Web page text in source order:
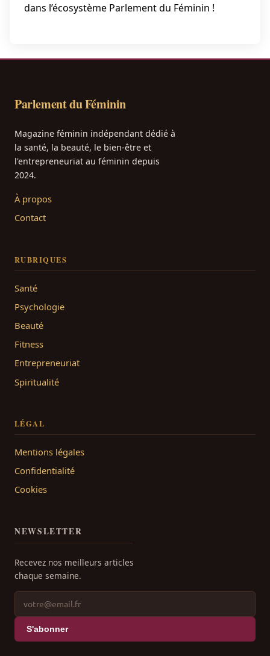
dans l’écosystème Parlement du Féminin !
Parlement du Féminin
Magazine féminin indépendant dédié à
la santé, la beauté, le bien-être et
l'entrepreneuriat au féminin depuis
2024.
À propos
Contact
RUBRIQUES
Santé
Psychologie
Beauté
Fitness
Entrepreneuriat
Spiritualité
LÉGAL
Mentions légales
Confidentialité
Cookies
NEWSLETTER
Recevez nos meilleurs articles
chaque semaine.
S'abonner